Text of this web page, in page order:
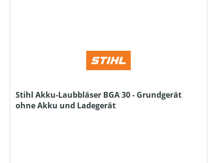
Stihl Akku-Laubbläser BGA 30 - Grundgerät
ohne Akku und Ladegerät